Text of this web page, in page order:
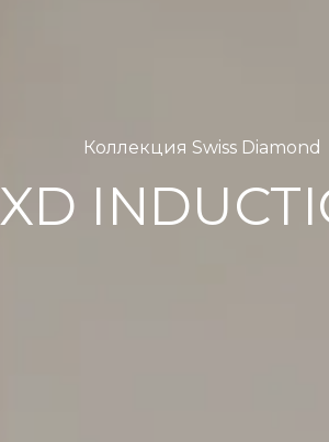
Коллекция Swiss Diamond
XD